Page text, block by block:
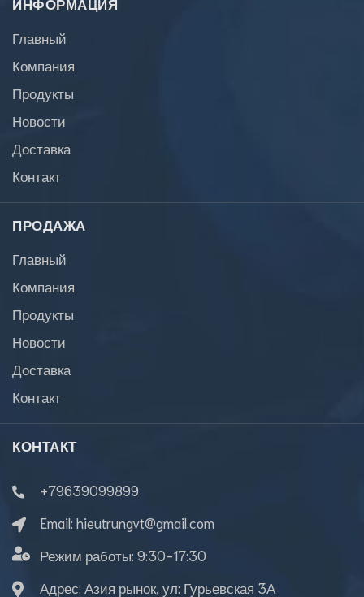
Главный
Компания
Продукты
Новости
Доставка
Контакт
ПРОДАЖА
Главный
Компания
Продукты
Новости
Доставка
Контакт
КОНТАКТ
+79639099899
Email: hieutrungvt@gmail.com
Режим работы: 9:30-17:30
Адрес: Азия рынок, ул: Гурьевская 3А